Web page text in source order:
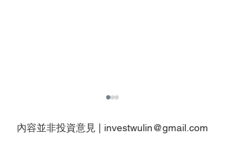
內容並非投資意見 | investwulin@gmail.com